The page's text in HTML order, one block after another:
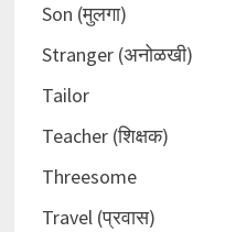
Son (मुलगा)
Stranger (अनोळखी)
Tailor
Teacher (शिक्षक)
Threesome
Travel (प्रवास)